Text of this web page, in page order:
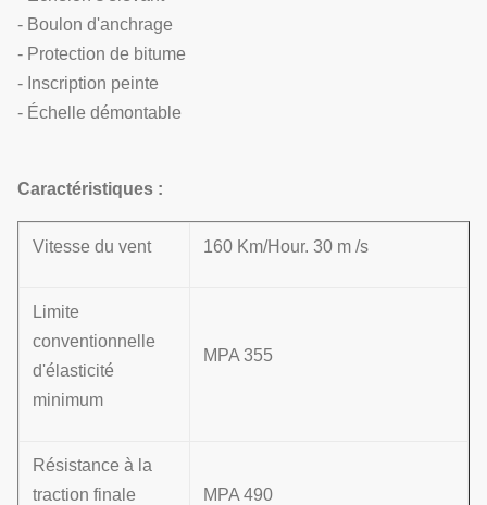
- Boulon d'anchrage
- Protection de bitume
- Inscription peinte
- Échelle démontable
Caractéristiques :
Vitesse du vent 160 Km/Hour. 30 m /s
Limite
conventionnelle
d'élasticité
minimum
MPA 355
Résistance à la
traction finale
MPA 490